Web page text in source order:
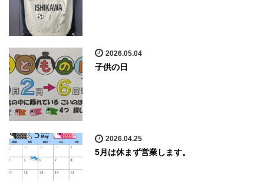
2026.05.04
子供の日
2026.04.25
5月は休まず営業します。